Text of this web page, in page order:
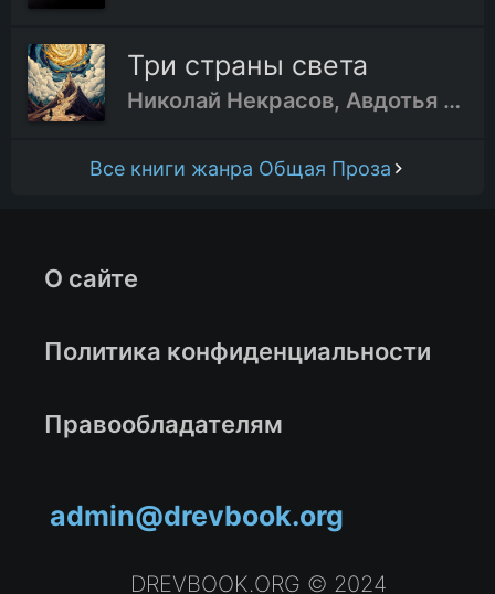
30.Акула Три страны света
Николай Некрасов, Авдотья Панаева
Все книги жанра Общая Проза
О сайте
Политика конфиденциальности
Правообладателям
admin@drevbook.org
DREVBOOK.ORG © 2024